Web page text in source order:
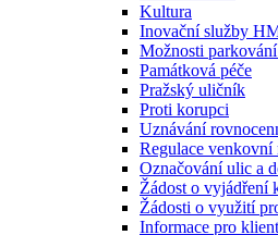
Kultura
Inovační služby
Možnosti
Památková péče
Pražský uličník
Proti korupci
Uznávání
Regulace venkovní
Označování ulic a
Žádost o vyjádření
Žádosti o využití
Informace pro